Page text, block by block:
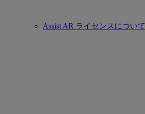
Assist AR ライセンスについて